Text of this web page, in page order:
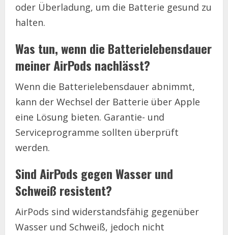
oder Überladung, um die Batterie gesund zu
halten.
Was tun, wenn die Batterielebensdauer
meiner AirPods nachlässt?
Wenn die Batterielebensdauer abnimmt,
kann der Wechsel der Batterie über Apple
eine Lösung bieten. Garantie- und
Serviceprogramme sollten überprüft
werden.
Sind AirPods gegen Wasser und
Schweiß resistent?
AirPods sind widerstandsfähig gegenüber
Wasser und Schweiß, jedoch nicht